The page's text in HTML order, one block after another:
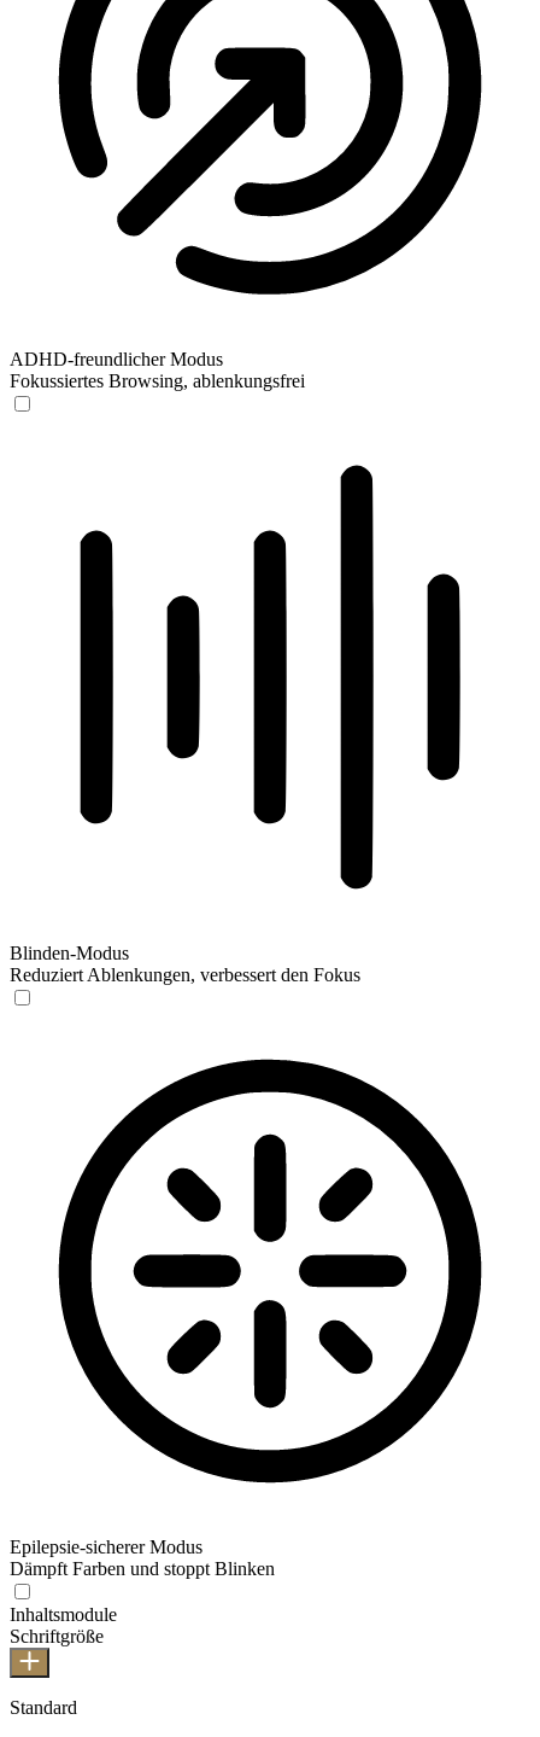
ADHD-freundlicher Modus
Fokussiertes Browsing, ablenkungsfrei
Blinden-Modus
Reduziert Ablenkungen, verbessert den Fokus
Epilepsie-sicherer Modus
Dämpft Farben und stoppt Blinken
Inhaltsmodule
Schriftgröße
Standard